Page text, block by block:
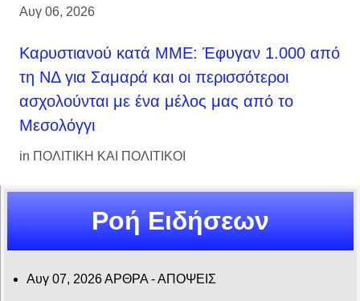
Αυγ 06, 2026
Καρυστιανού κατά ΜΜΕ: Έφυγαν 1.000 από
τη ΝΔ για Σαμαρά και οι περισσότεροι
ασχολούνται με ένα μέλος μας από το
Μεσολόγγι
in ΠΟΛΙΤΙΚΗ ΚΑΙ ΠΟΛΙΤΙΚΟΙ
Ροή Ειδήσεων
Αυγ 07, 2026ΑΡΘΡΑ - ΑΠΟΨΕΙΣ